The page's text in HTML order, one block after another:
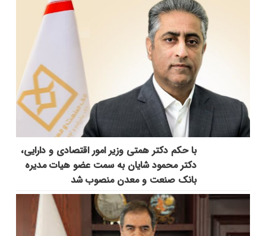
با حکم دکتر همتی وزیر امور اقتصادی و دارایی،
دکتر محمود شایان به سمت عضو هیات مدیره
بانک صنعت و معدن منصوب شد